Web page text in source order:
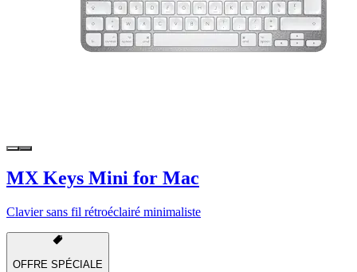
MX Keys Mini for Mac
Clavier sans fil rétroéclairé minimaliste
OFFRE SPÉCIALE